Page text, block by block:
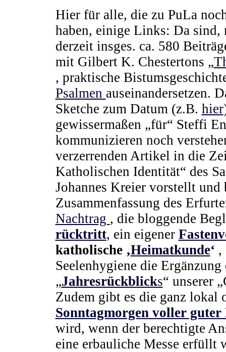
Hier für alle, die zu PuLa
haben, einige Links: Da
derzeit insges. ca. 580
mit Gilbert K. Chestertons „
, praktische
Psalmen auseinandersetzen.
Sketche zum Datum (z.B. hier
gewissermaßen „für“ Steffi
kommunizieren noch
verzerrenden Artikel in die
Katholischen Identität“ des
Johannes Kreier vorstellt und
Zusammenfassung des
Nachtrag , die bloggende
rücktritt, ein eigener
katholische ‚Heimatkunde‘ ,
Seelenhygiene die
„Jahresrückblicks“ unserer
Zudem gibt es die ganz lokal
Sonntagmorgen voller guter
wird, wenn der berechtigte
eine erbauliche Messe erfüllt